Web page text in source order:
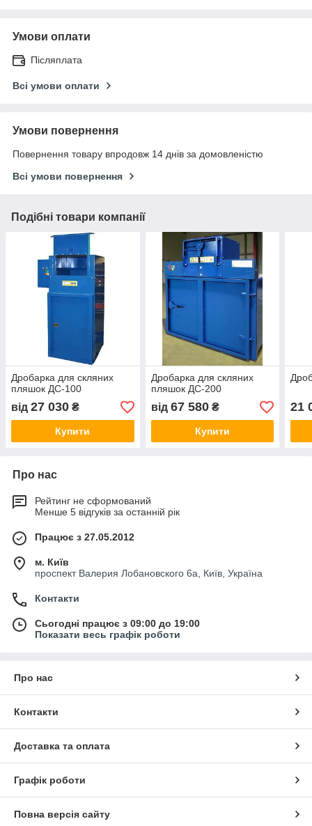
Умови оплати
Післяплата
Всі умови оплати
Умови повернення
Повернення товару впродовж 14 днів за домовленістю
Всі умови повернення
Подібні товари компанії
Дробарка для скляних
пляшок ДС-100
від 27 030 ₴
Купити
Дробарка для скляних
пляшок ДС-200
від 67 580₴
Купити
21
Про нас
Рейтинг не сформований
Менше 5 відгуків за останній рік
Працює з 27.05.2012
м. Київ
проспект Валерия Лобановского 6а, Київ, Україна
Контакти
Сьогодні працює з 09:00 до 19:00
Показати весь графік роботи
Про нас
Контакти
Доставка та оплата
Графік роботи
Повна версія сайту